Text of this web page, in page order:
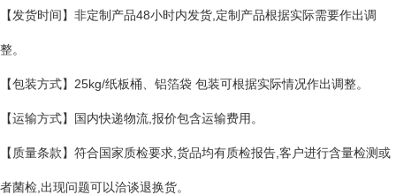
【发货时间】非定制产品48小时内发货,定制产品根据实际需要作出调
整。
【包装方式】25kg/纸板桶、铝箔袋 包装可根据实际情况作出调整。
【运输方式】国内快递物流,报价包含运输费用。
【质量条款】符合国家质检要求,货品均有质检报告,客户进行含量检测或
者菌检,出现问题可以洽谈退换货。